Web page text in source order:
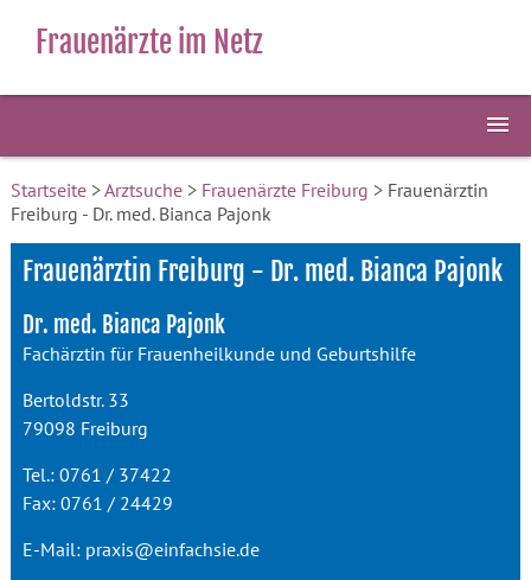
Frauenärzte im Netz
Startseite>Arztsuche> Frauenärzte Freiburg > Frauenärztin
Freiburg - Dr. med. Bianca Pajonk
Frauenärztin Freiburg - Dr. med. Bianca Pajonk
Dr. med. Bianca Pajonk
Fachärztin für Frauenheilkunde und Geburtshilfe
Bertoldstr. 33
79098 Freiburg
Tel.: 0761 / 37422
Fax: 0761 / 24429
E-Mail: praxis@einfachsie.de